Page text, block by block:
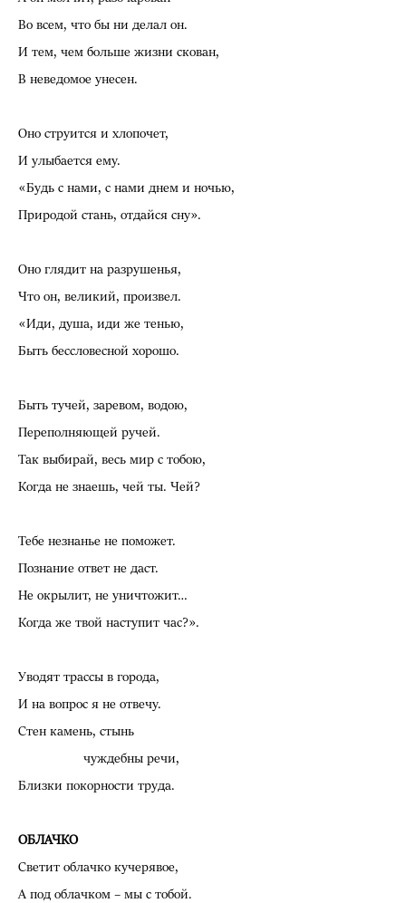
Во всем, что бы ни делал он.
И тем, чем больше жизни скован,
В неведомое унесен.
Оно струится и хлопочет,
И улыбается ему.
«Будь с нами, с нами днем и ночью,
Природой стань, отдайся сну».
Оно глядит на разрушенья,
Что он, великий, произвел.
«Иди, душа, иди же тенью,
Быть бессловесной хорошо.
Быть тучей, заревом, водою,
Переполняющей ручей.
Так выбирай, весь мир с тобою,
Когда не знаешь, чей ты. Чей?
Тебе незнанье не поможет.
Познание ответ не даст.
Не окрылит, не уничтожит…
Когда же твой наступит час?».
Уводят трассы в города,
И на вопрос я не отвечу.
Стен камень, стынь
чуждебны речи,
Близки покорности труда.
ОБЛАЧКО
Светит облачко кучерявое,
А под облачком – мы с тобой.